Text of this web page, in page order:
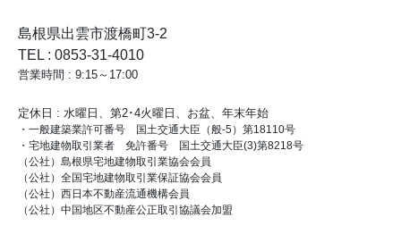
島根県出雲市渡橋町3-2
TEL : 0853-31-4010
営業時間 : 9:15～17:00
定休日 : 水曜日、第2･4火曜日、お盆、年末年始
・一般建築業許可番号 国土交通大臣（般-5）第18110号
・宅地建物取引業者 免許番号 国土交通大臣(3)第8218号
（公社）島根県宅地建物取引業協会会員
（公社）全国宅地建物取引業保証協会会員
（公社）西日本不動産流通機構会員
（公社）中国地区不動産公正取引協議会加盟